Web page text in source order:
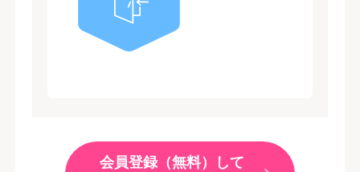
会員登録（無料）して